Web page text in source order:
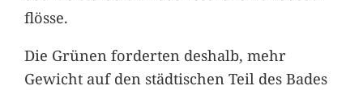
flösse.
Die Grünen forderten deshalb, mehr
Gewicht auf den städtischen Teil des Bades